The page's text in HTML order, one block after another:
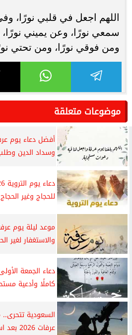
اللهم اجعل في قلبي نورًا،
سمعي نورًا، وعن يميني
ومن فوقي نورًا، ومن تحتي
موضوعات متعلقة
أفضل دعاء يوم
وسداد الدين
للحجاج وغير
والاستغفار لغير
دعاء الجمعة
كاملًا وأدعية
السعودية
عرفات 2026 بعد استطلاع هلال ذي...